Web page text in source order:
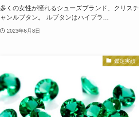
多くの女性が憧れるシューズブランド、クリスチ
ャンルブタン。 ルブタンはハイブラ...
2023年6月8日
鑑定実績